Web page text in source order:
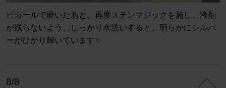
ピカールで磨いたあと、再度ステンマジックを施し、液剤
が残らないよう、しっかり水洗いすると、明らかにシルバ
ーがひかり輝いています✨
8/8